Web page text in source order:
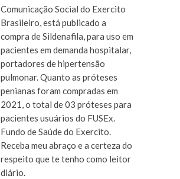
Comunicação Social do Exercito
Brasileiro, está publicado a
compra de Sildenafila, para uso em
pacientes em demanda hospitalar,
portadores de hipertensão
pulmonar. Quanto as próteses
penianas foram compradas em
2021, o total de 03 próteses para
pacientes usuários do FUSEx.
Fundo de Saúde do Exercito.
Receba meu abraço e a certeza do
respeito que te tenho como leitor
diário.